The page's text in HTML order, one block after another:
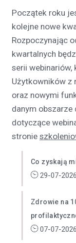
Początek roku
kolejne nowe
Rozpoczynając
kwartalnych
serii webinariów,
Użytkowników z
oraz nowymi
danym obszarze
dotyczące
stronie
Co zyskają
29-07-2026
Zdrowie na
07-07-2026